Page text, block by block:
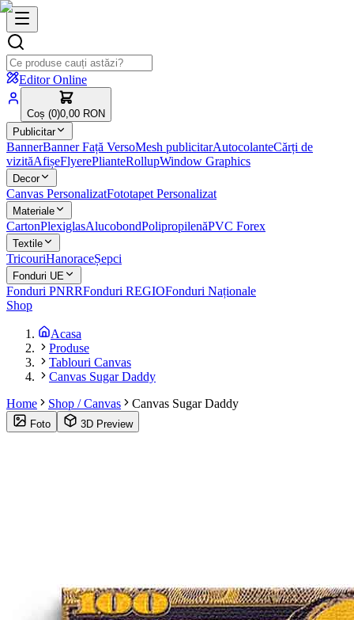
Editor Online
Coș (0)0,00 RON
Publicitar
BannerBanner Față VersoMesh publicitarAutocolanteCărți de
vizităAfișeFlyerePlianteRollupWindow Graphics
Decor
Canvas PersonalizatFototapet Personalizat
Materiale
CartonPlexiglasAlucobondPolipropilenăPVC Forex
Textile
TricouriHanoraceȘepci
Fonduri UE
Fonduri PNRRFonduri REGIOFonduri Naționale
Shop
Acasa
Produse
Tablouri Canvas
Canvas Sugar Daddy
Home
Shop / Canvas Canvas Sugar Daddy
Foto 3D Preview